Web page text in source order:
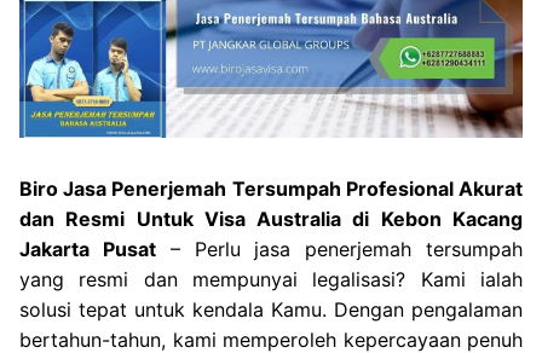
Biro Jasa Penerjemah Tersumpah Profesional Akurat
dan Resmi Untuk Visa Australia di Kebon Kacang
Jakarta Pusat– Perlu jasa penerjemah tersumpah
yang resmi dan mempunyai legalisasi? Kami ialah
solusi tepat untuk kendala Kamu. Dengan pengalaman
bertahun-tahun, kami memperoleh kepercayaan penuh